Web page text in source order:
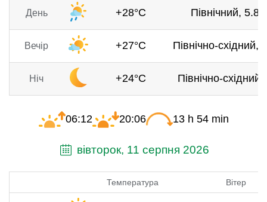
День +28°C Північний, 5.8
Вечір +27°C Північно-східний,
Ніч +24°C Північно-
06:12 20:06 13 h 54 min
вівторок, 11 серпня 2026
Температура Вітер